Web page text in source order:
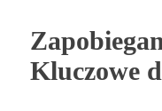
Kluczowe